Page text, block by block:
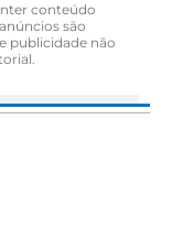
conteúdo
são
publicidade não